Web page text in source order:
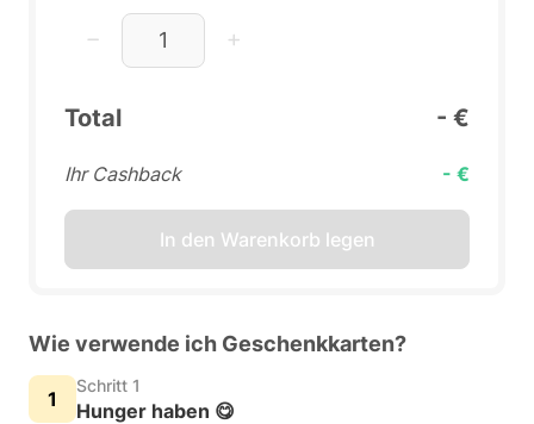
Total - €
Ihr Cashback - €
In den Warenkorb legen
Wie verwende ich Geschenkkarten?
Schritt 1
Hunger haben 😋